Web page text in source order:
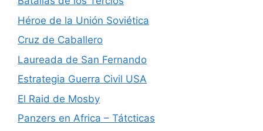
Héroe de la Unión Soviética
Cruz de Caballero
Laureada de San Fernando
Estrategia Guerra Civil USA
El Raid de Mosby
Panzers en Africa – Tátcticas